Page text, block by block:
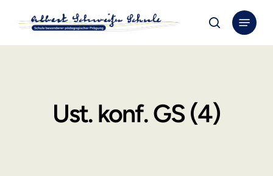
search
Menu
Ust. konf. GS (4)
Close